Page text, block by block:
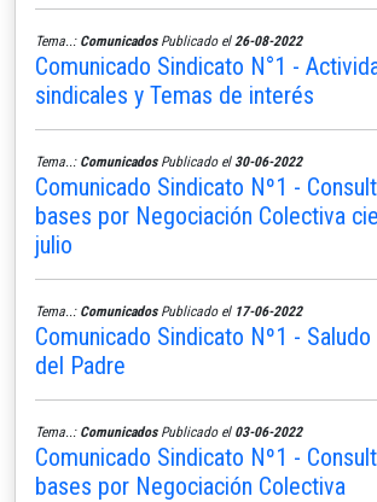
Tema..: ComunicadosPublicado el 26-08-2022
Comunicado Sindicato N°1 -
sindicales y Temas de interés
Tema..: ComunicadosPublicado el 30-06-2022
Comunicado Sindicato Nº1 -
bases por Negociación Colectiva
julio
Tema..: ComunicadosPublicado el 17-06-2022
Comunicado Sindicato Nº1 -
del Padre
Tema..: ComunicadosPublicado el 03-06-2022
Comunicado Sindicato Nº1 -
bases por Negociación Colectiva